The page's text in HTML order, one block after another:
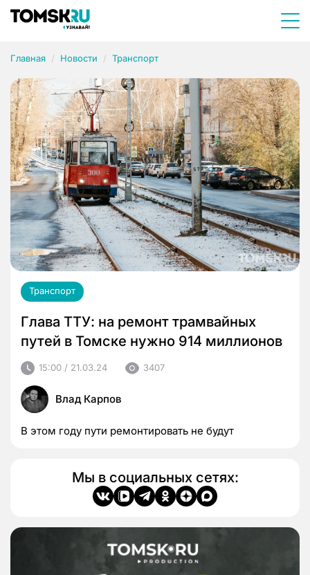
Главная Новости Транспорт
Транспорт
Глава ТТУ: на ремонт трамвайных
путей в Томске нужно 914 миллионов
15:00 / 21.03.24 3407
Влад Карпов
В этом году пути ремонтировать не будут
Мы в социальных сетях: